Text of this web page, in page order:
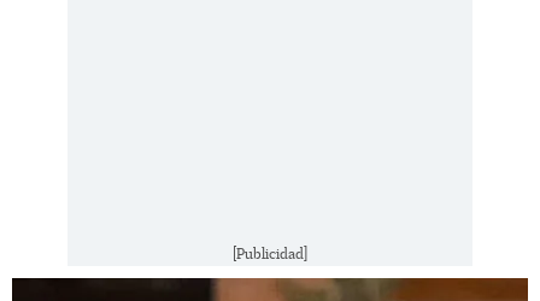
[Publicidad]